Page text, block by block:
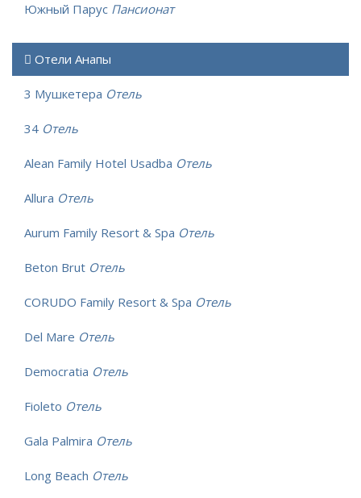
Южный Парус Пансионат
Отели Анапы
3 Мушкетера Отель
34 Отель
Alean Family Hotel Usadba Отель
Allura Отель
Aurum Family Resort & Spa Отель
Beton Brut Отель
CORUDO Family Resort & Spa Отель
Del Mare Отель
Democratia Отель
Fioleto Отель
Gala Palmira Отель
Long Beach Отель